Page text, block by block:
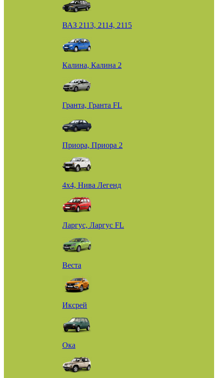
ВАЗ 2113, 2114, 2115
Калина, Калина 2
Гранта, Гранта FL
Приора, Приора 2
4х4, Нива Легенд
Ларгус, Ларгус FL
Веста
Иксрей
Ока